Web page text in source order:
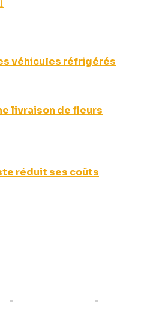
1
véhicules réfrigérés
livraison de fleurs
réduit ses coûts